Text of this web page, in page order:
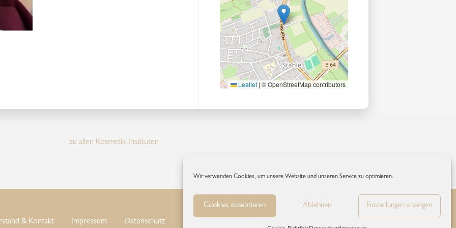
Wir verwenden Cookies, um unsere Website und unseren Service zu optimieren.
Cookies akzeptieren Ablehnen Einstellungen anzeigen
Leaflet | © OpenStreetMap contributors
zu allen Kosmetik-Instituten
& Kontakt Impressum Datenschutz